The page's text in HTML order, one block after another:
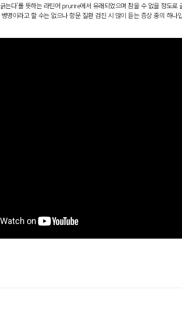
는다’를 뜻하는 라틴어 prurire에서 유래되었으며 참을 수 없을 정도
명이라고 할 수는 없으나 항문 질환 검진 시 많이 듣는 증상 중의 하나